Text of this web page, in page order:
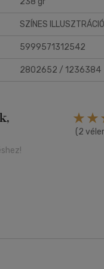
SZÍNES
5999571312542
2802652 / 1236384
(2